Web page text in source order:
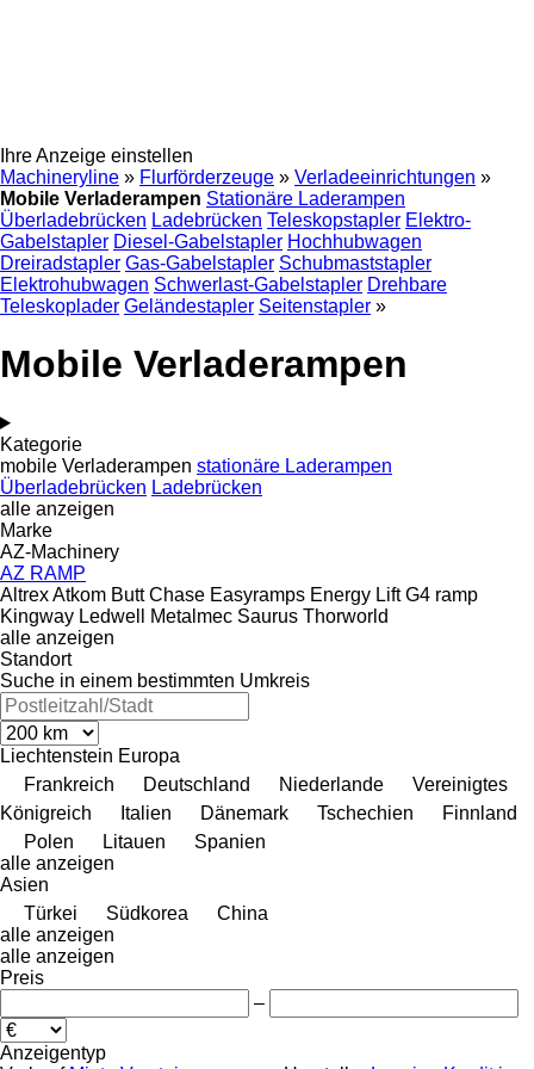
Ihre Anzeige einstellen
Machineryline » Flurförderzeuge » Verladeeinrichtungen »
Mobile Verladerampen Stationäre Laderampen
Überladebrücken Ladebrücken Teleskopstapler Elektro-
Gabelstapler Diesel-Gabelstapler Hochhubwagen
Dreiradstapler Gas-Gabelstapler Schubmaststapler
Elektrohubwagen Schwerlast-Gabelstapler Drehbare
Teleskoplader Geländestapler Seitenstapler »
Mobile Verladerampen
Kategorie
mobile Verladerampen stationäre Laderampen
Überladebrücken Ladebrücken
alle anzeigen
Marke
AZ-Machinery
AZ RAMP
AltrexAtkom Butt Chase Easyramps Energy Lift G4 ramp
Kingway Ledwell Metalmec Saurus Thorworld
alle anzeigen
Standort
Suche in einem bestimmten Umkreis
Liechtenstein Europa
Frankreich
Deutschland Niederlande
Vereinigtes
Königreich
Italien Dänemark Tschechien
Finnland
Polen
Litauen
Spanien
alle anzeigen
Asien
Türkei
Südkorea
China
alle anzeigen
alle anzeigen
Preis
–
Anzeigentyp